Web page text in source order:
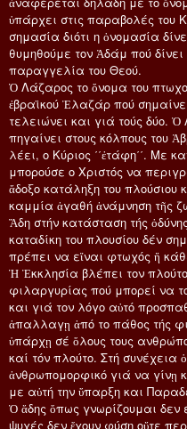
ὑπάρχει στις παραβολές του
σημασία διότι η ὀνομασία
θυμηθούμε τον Ἀδάμ πού
παραγγελία του Θεού.
Ὁ Λάζαρος το ὄνομα του
ἐβραϊκού Ἐλαζάρ πού
τελειώνει και γιά τούς δύο.
πηγαίνει στους κόλπους του
λέει, ο Κύριος ΄΄ἐτάφη΄΄. Με
μπορούσε ο Χριστός να
ἄδοξο κατάληξη του πλούσιου
καμμία ἀγαθή ἀνάμνηση τῆς
Ἄδη στήν κατάσταση τής
καταδίκη του πλουσίου δέν
πρέπει να εἴναι φτωχός ἤ
Ἡ Ἐκκλησία βλέπει τον
φιλαργυρίας πού μπορεί να
και γιά τον λόγο αὐτό
ἀπαλλαγῃ ἀπό το πάθος τής
ὑπάρχῃ σέ ὅλους τους
καί τόν πλούτο. Στή συνέχεια
ἀνθρωπομορφικό γιά να γίνῃ
με αὐτή την ὕπαρξη και
Ὁ ἄδης ὅπως γνωρίζουμαι δεν
ψυχές δεν ἔχουν φύση οὔτε